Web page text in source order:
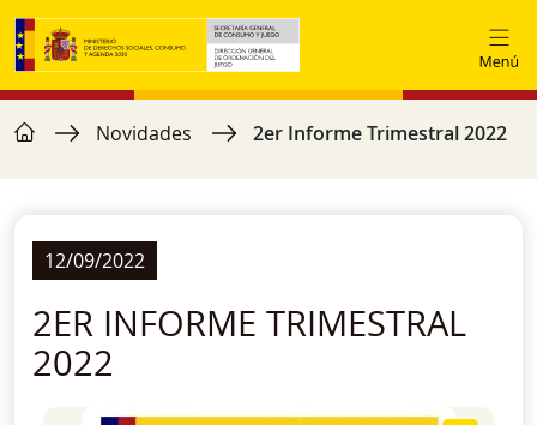
Ir o contido principal
Miga de pan
home Novidades 2er Informe Trimestral 2022
12/09/2022
2ER INFORME TRIMESTRAL
2022